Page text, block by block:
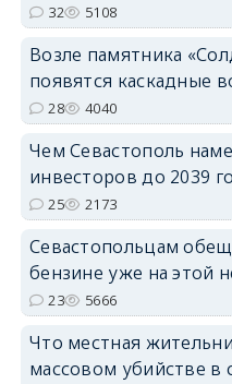
32 5108
Возле памятника
появятся каскадные
28 4040
Чем Севастополь
инвесторов до 2039
25 2173
Севастопольцам
бензине уже на этой
23 5666
Что местная
массовом убийстве в